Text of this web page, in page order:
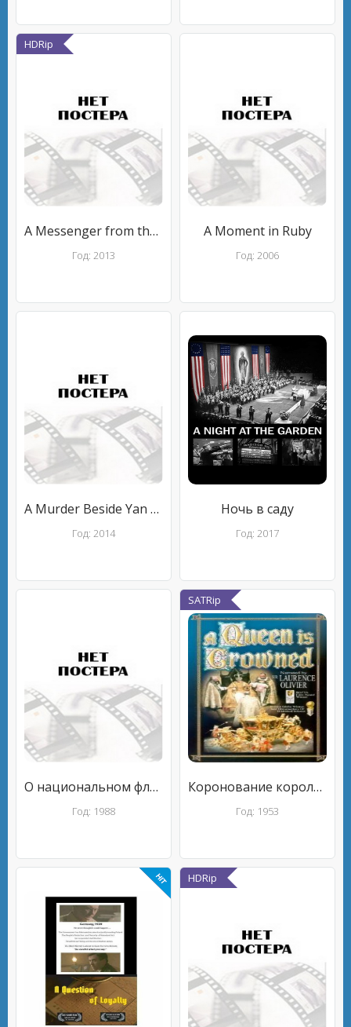
HDRip
A Messenger from the Shadows (Notes on Film 06 A/Monologue 01)
Год: 2013
A Moment in Ruby
Год: 2006
A Murder Beside Yan He River
Год: 2014
Ночь в саду
Год: 2017
О национальном флаге
Год: 1988
SATRip
Коронование королевы
Год: 1953
HDRip